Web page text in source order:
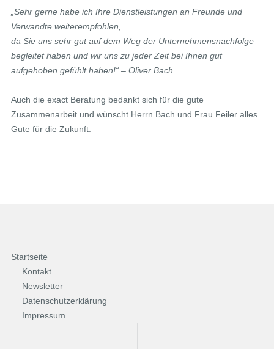
„Sehr gerne habe ich Ihre Dienstleistungen an Freunde und
Verwandte weiterempfohlen,
da Sie uns sehr gut auf dem Weg der Unternehmensnachfolge
begleitet haben und wir uns zu jeder Zeit bei Ihnen gut
aufgehoben gefühlt haben!“ – Oliver Bach
Auch die exact Beratung bedankt sich für die gute
Zusammenarbeit und wünscht Herrn Bach und Frau Feiler alles
Gute für die Zukunft.
Startseite
Kontakt
Newsletter
Datenschutzerklärung
Impressum